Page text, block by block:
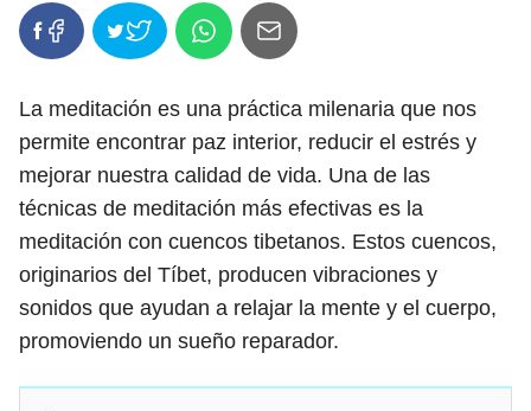
La meditación es una práctica milenaria que nos
permite encontrar paz interior, reducir el estrés y
mejorar nuestra calidad de vida. Una de las
técnicas de meditación más efectivas es la
meditación con cuencos tibetanos. Estos cuencos,
originarios del Tíbet, producen vibraciones y
sonidos que ayudan a relajar la mente y el cuerpo,
promoviendo un sueño reparador.